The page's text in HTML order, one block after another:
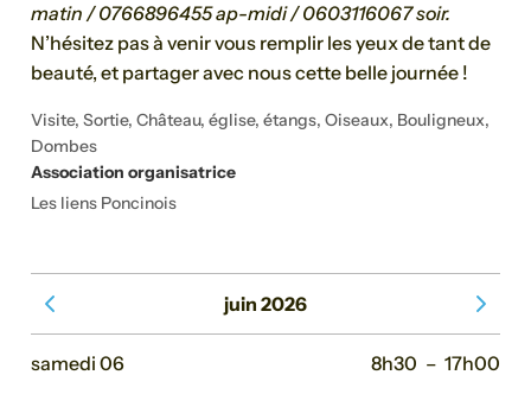
matin / 0766896455 ap-midi / 0603116067 soir.
N’hésitez pas à venir vous remplir les yeux de tant de
beauté, et partager avec nous cette belle journée !
Visite, Sortie, Château, église, étangs, Oiseaux, Bouligneux,
Dombes
Association organisatrice
Les liens Poncinois
Voir le mois précédent juin 2026 Voir le
samedi 06 8h30 – 17h00